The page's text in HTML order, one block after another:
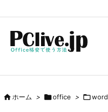
ホーム > office > word